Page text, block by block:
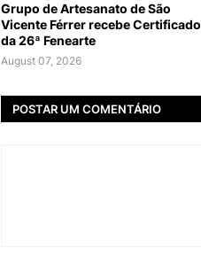
Grupo de Artesanato de São
Vicente Férrer recebe Certificado
da 26ª Fenearte
August 07, 2026
POSTAR UM COMENTÁRIO